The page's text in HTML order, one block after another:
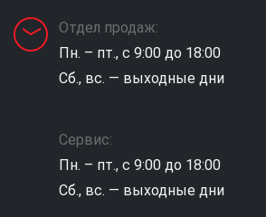
Отдел продаж:
Пн. – пт., с 9:00 до 18:00
Сб., вс. — выходные дни
Сервис:
Пн. – пт., с 9:00 до 18:00
Сб., вс. — выходные дни